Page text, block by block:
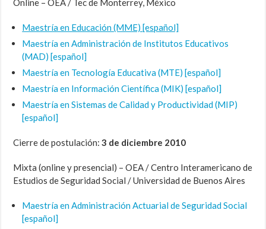
Online – OEA / Tec de Monterrey, México
Maestría en Educación (MME) [español]
Maestría en Administración de Institutos Educativos
(MAD) [español]
Maestría en Tecnología Educativa (MTE) [español]
Maestría en Información Científica (MIK) [español]
Maestría en Sistemas de Calidad y Productividad (MIP)
[español]
Cierre de postulación:3 de diciembre 2010
Mixta (online y presencial) – OEA / Centro Interamericano de
Estudios de Seguridad Social / Universidad de Buenos Aires
Maestría en Administración Actuarial de Seguridad Social
[español]